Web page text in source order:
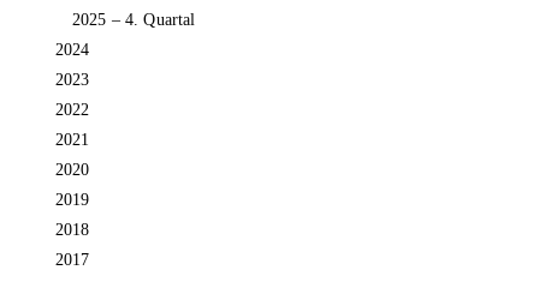
2025 – 4. Quartal
2024
2023
2022
2021
2020
2019
2018
2017